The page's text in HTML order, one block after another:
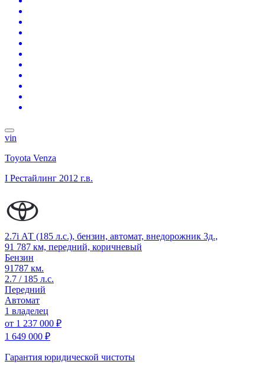
vin
Toyota Venza
I Рестайлинг 2012 г.в.
2.7i АТ (185 л.с.), бензин, автомат, внедорожник 3д.,
91 787 км, передний, коричневый
Бензин
91787 км.
2.7 / 185 л.с.
Передний
Автомат
1 владелец
от 1 237 000 ₽
1 649 000 ₽
Гарантия юридической чистоты